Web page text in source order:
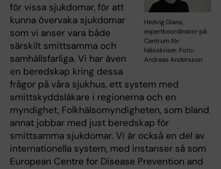
Hedvig Glans,
expertkoordinator på
Centrum för
hälsokriser. Foto:
Andreas Andersson
för vissa sjukdomar, för att
kunna övervaka sjukdomar
som vi anser vara både
särskilt smittsamma och
samhällsfarliga. Vi har även
en beredskap kring dessa
frågor på våra sjukhus, ett system med
smittskyddsläkare i regionerna och en
myndighet, Folkhälsomyndigheten, som bland
annat jobbar med just beredskap för
smittsamma sjukdomar. Vi är också en del av
internationella system, med instanser så som
European Centre for Disease Prevention and